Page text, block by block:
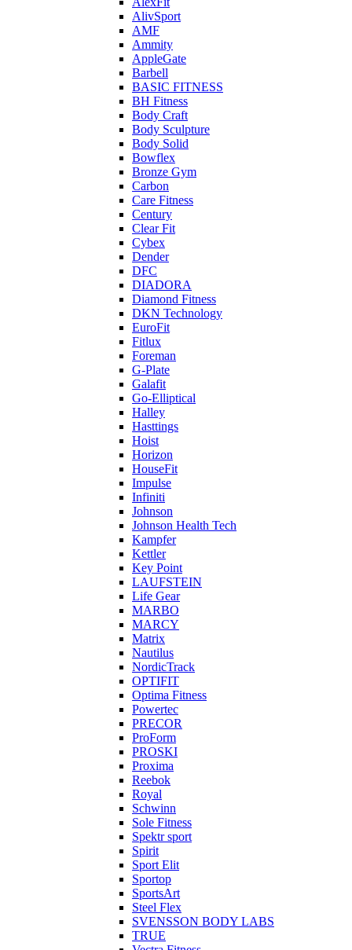
AlivSport
AMF
Ammity
AppleGate
Barbell
BASIC FITNESS
BH Fitness
Body Craft
Body Sculpture
Body Solid
Bowflex
Bronze Gym
Carbon
Care Fitness
Century
Clear Fit
Cybex
Dender
DFC
DIADORA
Diamond Fitness
DKN Technology
EuroFit
Fitlux
Foreman
G-Plate
Galafit
Go-Elliptical
Halley
Hasttings
Hoist
Horizon
HouseFit
Impulse
Infiniti
Johnson
Johnson Health Tech
Kampfer
Kettler
Key Point
LAUFSTEIN
Life Gear
MARBO
MARCY
Matrix
Nautilus
NordicTrack
OPTIFIT
Optima Fitness
Powertec
PRECOR
ProForm
PROSKI
Proxima
Reebok
Royal
Schwinn
Sole Fitness
Spektr sport
Spirit
Sport Elit
Sportop
SportsArt
Steel Flex
SVENSSON BODY LABS
TRUE